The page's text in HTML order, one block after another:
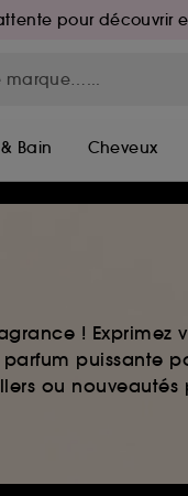
pour découvrir
Bain Cheveux
! Exprimez
puissante
ou nouveautés